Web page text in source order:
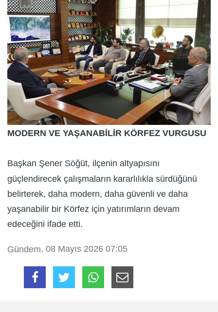
MODERN VE YAŞANABİLİR KÖRFEZ VURGUSU
Başkan Şener Söğüt, ilçenin altyapısını
güçlendirecek çalışmaların kararlılıkla sürdüğünü
belirterek, daha modern, daha güvenli ve daha
yaşanabilir bir Körfez için yatırımların devam
edeceğini ifade etti.
Gündem, 08 Mayıs 2026 07:05